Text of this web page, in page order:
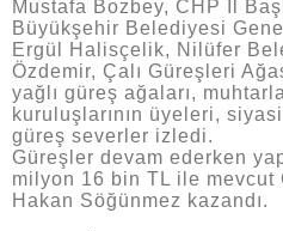
Mustafa Bozbey, CHP İl
Büyükşehir Belediyesi
Ergül Halisçelik, Nilüfer
Özdemir, Çalı Güreşleri
yağlı güreş ağaları,
kuruluşlarının üyeleri,
güreş severler izledi.
Güreşler devam ederken
milyon 16 bin TL ile mevcut
Hakan Söğünmez kazandı.